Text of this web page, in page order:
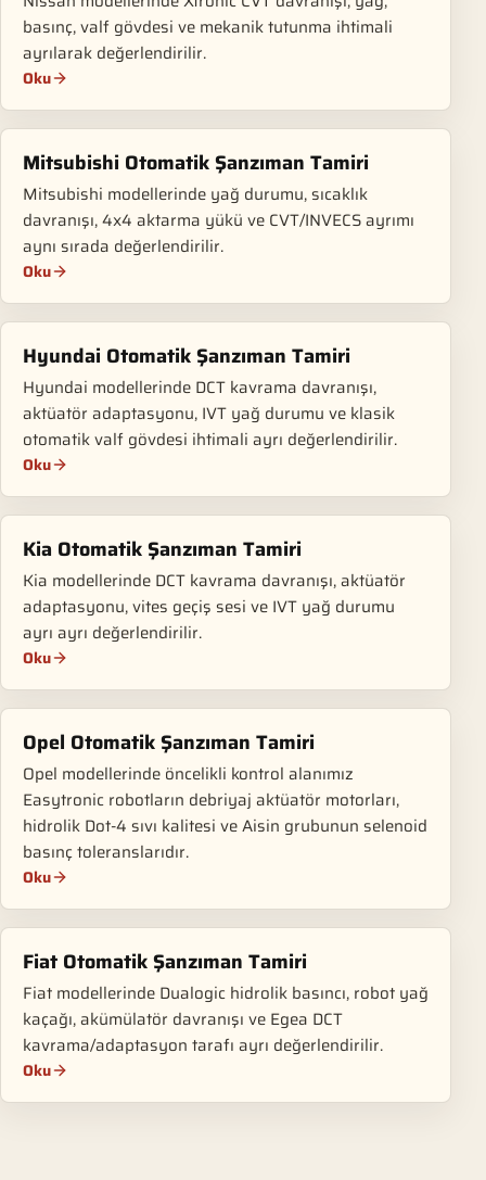
basınç, valf gövdesi ve mekanik tutunma ihtimali
ayrılarak değerlendirilir.
Oku
Mitsubishi Otomatik Şanzıman Tamiri
Mitsubishi modellerinde yağ durumu, sıcaklık
davranışı, 4x4 aktarma yükü ve CVT/INVECS ayrımı
aynı sırada değerlendirilir.
Oku
Hyundai Otomatik Şanzıman Tamiri
Hyundai modellerinde DCT kavrama davranışı,
aktüatör adaptasyonu, IVT yağ durumu ve klasik
otomatik valf gövdesi ihtimali ayrı değerlendirilir.
Oku
Kia Otomatik Şanzıman Tamiri
Kia modellerinde DCT kavrama davranışı, aktüatör
adaptasyonu, vites geçiş sesi ve IVT yağ durumu
ayrı ayrı değerlendirilir.
Oku
Opel Otomatik Şanzıman Tamiri
Opel modellerinde öncelikli kontrol alanımız
Easytronic robotların debriyaj aktüatör motorları,
hidrolik Dot-4 sıvı kalitesi ve Aisin grubunun selenoid
basınç toleranslarıdır.
Oku
Fiat Otomatik Şanzıman Tamiri
Fiat modellerinde Dualogic hidrolik basıncı, robot yağ
kaçağı, akümülatör davranışı ve Egea DCT
kavrama/adaptasyon tarafı ayrı değerlendirilir.
Oku